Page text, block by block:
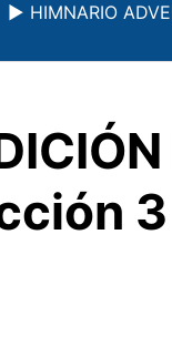
▶️ HIMNARIO
3